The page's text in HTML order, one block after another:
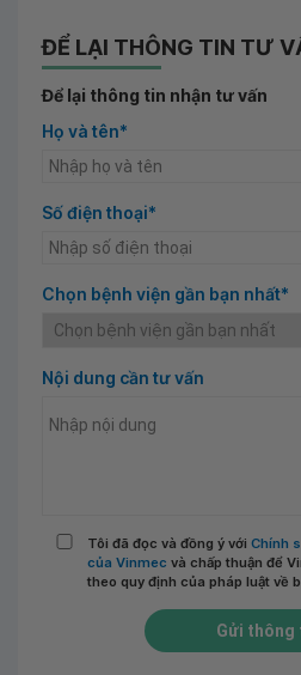
ĐỂ LẠI THÔNG TIN TƯ
Để lại thông tin nhận tư vấn
Họ và tên*
Số điện thoại*
Chọn bệnh viện gần bạn nhất*
Nội dung cần tư vấn
Tôi đã đọc và đồng ý với Chính
của Vinmec và chấp thuận để
theo quy định của pháp luật về
Gửi thông